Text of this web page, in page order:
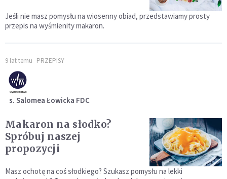
Jeśli nie masz pomysłu na wiosenny obiad, przedstawiamy prosty
przepis na wyśmienity makaron.
9 lat temu PRZEPISY
s. Salomea Łowicka FDC
Makaron na słodko?
Spróbuj naszej
propozycji
Masz ochotę na coś słodkiego? Szukasz pomysłu na lekki